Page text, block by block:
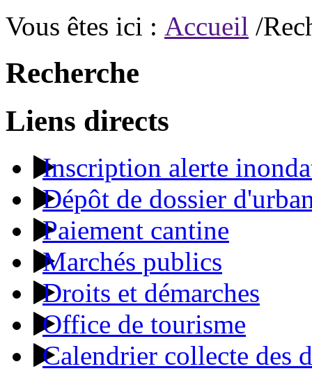
Vous êtes ici : Accueil /
Recherche
Liens directs
Inscription alerte
Dépôt de dossier
Paiement cantine
Marchés publics
Droits et démarches
Office de tourisme
Calendrier collecte des